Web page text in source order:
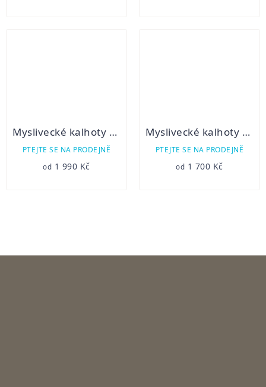
Myslivecké kalhoty ANDAR
PTEJTE SE NA PRODEJNĚ
od 1 990 Kč
Myslivecké kalhoty PROKOP zelené
PTEJTE SE NA PRODEJNĚ
od 1 700 Kč